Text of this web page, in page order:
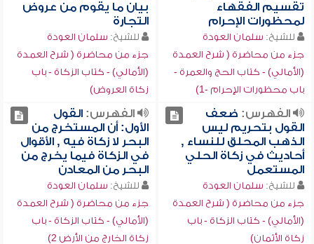
تقسيم الفقهاء
لمحظورات الإحرام
للشيخ: سلمان العودة
جزء من محاضرة ( شرح العمدة
(الأمالي) - كتاب الحج والعمرة -
باب محظورات الإحرام -1)
بيان ما يقوم من عروض
التجارة
للشيخ: سلمان العودة
جزء من محاضرة ( شرح العمدة
(الأمالي) - كتاب الزكاة - باب
زكاة العروض)
الفهرس: ضعف
القول بتحريم ليس
الذهب المحلق للنساء ,
أحاديث في زكاة الحلي
المستعمل
للشيخ: سلمان العودة
جزء من محاضرة ( شرح العمدة
(الأمالي) - كتاب الزكاة - باب
زكاة الأثمان)
الفهرس:القول
الأول: أن المستخرج من
البحر لا زكاة فيه , الأقوال
في الزكاة فيما يخرج من
البحر من المعادن
للشيخ: سلمان العودة
جزء من محاضرة ( شرح العمدة
(الأمالي) - كتاب الزكاة - باب
زكاة الخارج من الأرض 2)